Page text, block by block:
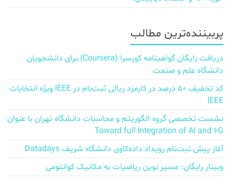
پربیننده‌ترین مطالب
دریافت رایگان گواهینامه کورسرا (Coursera) برای دانشجویان
دانشگاه علم و صنعت
کد تخفیف ۵۰ درصد در کارمزد ریالی ثبت‌نام در IEEE ویژه انتخابات
IEEE
نشست تخصصی گروه الگوریتم و محاسبات دانشگاه تهران با عنوان
Toward full Integration of AI and 6G
آغاز پیش‌ ثبت‌نام رویداد داده‌کاوی دانشگاه شریف Datadays
وبینار رایگان: مسیر نوین ریاضیات به مکانیک کوانتومی